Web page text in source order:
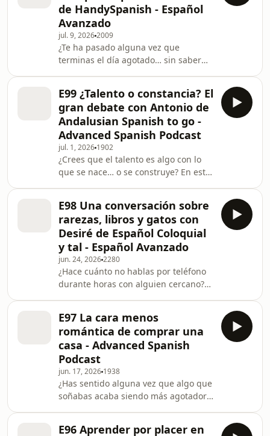
cultura.En este episodio hablo con
una profesora de español
especializada en lenguaje coloquial.
Charlamos sobre los tacos que
usamos los españoles, por qué a
veces generan cercanía y cómo pue
de HandySpanish - Español
Avanzado
jul. 9, 20262009
¿Te ha pasado alguna vez que
terminas el día agotado… sin saber
del podcast para hablar de algo que
nos toca a muchos: la sensación de
estar constantemente respondiendo
mensajes, tomando decisiones y
tratando de llegar a todo. Charlamos
sobre relaciones, trabajo, proyectos
personales, deporte, creatividad y esa
búsqueda imposible del
E99 ¿Talento o constancia? El
gran debate con Antonio de
Andalusian Spanish to go -
Advanced Spanish Podcast
jul. 1, 2026 1902
¿Crees que el talento es algo con lo
que se nace… o se construye? En este
canto y esa sensación de haber
dejado cosas importantes para más
adelante.Partimos de algo muy
simple: lo que nos gustaba hacer de
pequeños. Y a partir de ahí entramos
en temas como la vergüenza, la
constancia y el momento en el que
decides retomar algo que s
E98 Una conversación sobre
rarezas, libros y gatos con
Desiré de Español Coloquial
y tal - Español Avanzado
jun. 24, 20262280
¿Hace cuánto no hablas por teléfono
durante horas con alguien cercano?
coloquial sobre cómo han cambiado
nuestros hábitos de comunicación… y
lo que hemos perdido por el
camino.Hablamos del miedo a las
llamadas, del exceso de redes
sociales y de cómo pequeños cambios
—como dejar el móvil fuera del
dormitorio— pueden transformar tu
ru
E97 La cara menos
romántica de comprar una
casa - Advanced Spanish
Podcast
jun. 17, 2026 1938
¿Has sentido alguna vez que algo que
soñabas acaba siendo más agotador
E96 Aprender por placer en